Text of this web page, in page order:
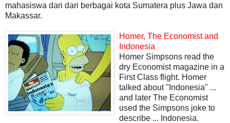
mahasiswa dari dari berbagai kota Sumatera plus Jawa dan
Makassar.
Homer, The Economist and
Indonesia
Homer Simpsons read the
dry Economist magazine in a
First Class flight. Homer
talked about "Indonesia" ...
and later The Economist
used the Simpsons joke to
describe ... Indonesia.